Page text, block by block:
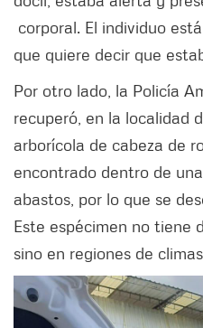
corporal. El individuo
que quiere decir que
Por otro lado, la Policía
recuperó, en la localidad
arborícola de cabeza de
encontrado dentro de
abastos, por lo que se
Este espécimen no tiene
sino en regiones de